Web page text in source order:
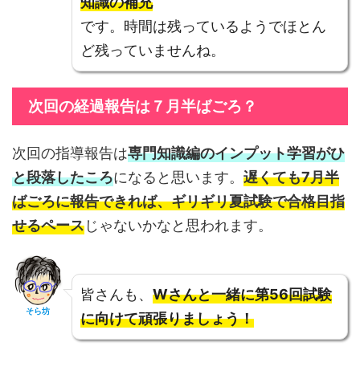
です。時間は残っているようでほとん
ど残っていませんね。
次回の経過報告は７月半ばごろ？
次回の指導報告は専門知識編のインプット学習がひ
と段落したころになると思います。 遅くても7月半
ばごろに報告できれば、ギリギリ夏試験で合格目指
せるペースじゃないかなと思われます。
そら坊
皆さんも、 Wさんと一緒に第56回試験
に向けて頑張りましょう！